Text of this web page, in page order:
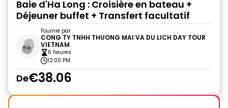
Baie d'Ha Long : Croisière en bateau +
Déjeuner buffet + Transfert facultatif
Fournie par
CONG TY TNHH THUONG MAI VA DU LICH DAY TOUR
VIETNAM
6 heures
12:00 PM
De€38.06